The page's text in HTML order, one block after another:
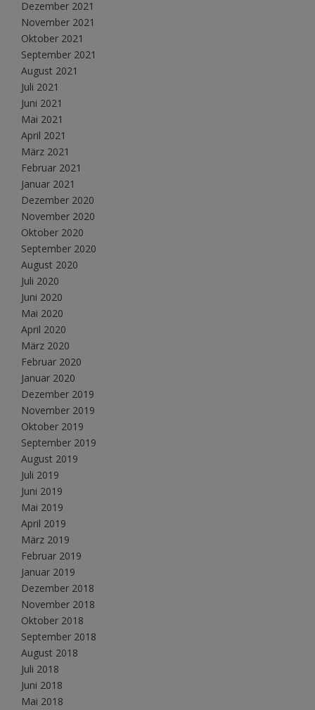
Dezember 2021
November 2021
Oktober 2021
September 2021
August 2021
Juli 2021
Juni 2021
Mai 2021
April 2021
März 2021
Februar 2021
Januar 2021
Dezember 2020
November 2020
Oktober 2020
September 2020
August 2020
Juli 2020
Juni 2020
Mai 2020
April 2020
März 2020
Februar 2020
Januar 2020
Dezember 2019
November 2019
Oktober 2019
September 2019
August 2019
Juli 2019
Juni 2019
Mai 2019
April 2019
März 2019
Februar 2019
Januar 2019
Dezember 2018
November 2018
Oktober 2018
September 2018
August 2018
Juli 2018
Juni 2018
Mai 2018